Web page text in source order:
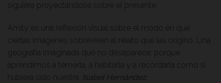
siguiera proyectándose sobre el presente.
Amity es una reflexión visual sobre el modo en que
ciertas imágenes sobreviven al relato que las originó. Una
geografía imaginada que no desaparece, porque
aprendimos a temerla, a habitarla y a recordarla como si
hubiera sido nuestra. Isabel Hernández.